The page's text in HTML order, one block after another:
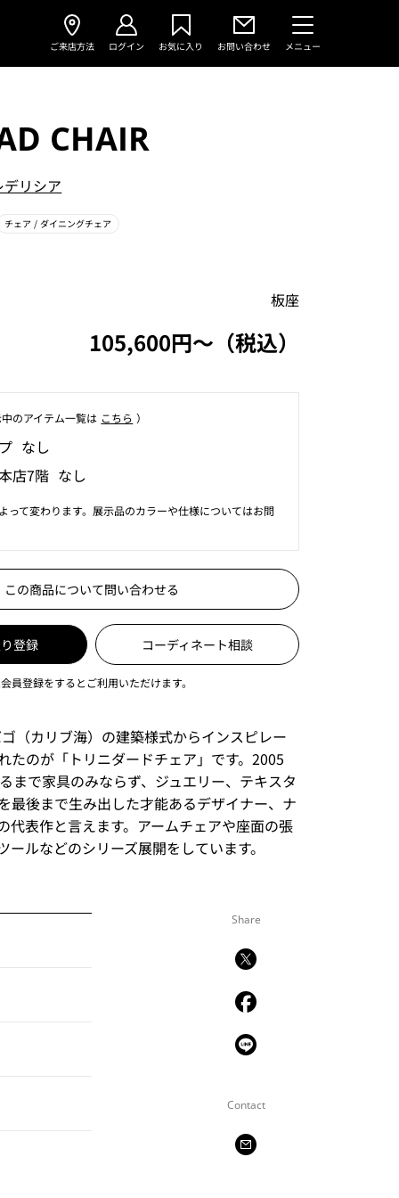
ご来店方法 ログイン お気に入り お問い合わせ メニュー
CHAIR
デリシア
チェア/ ダイニングチェア
板座
105,600円〜（税込）
のアイテム⼀覧は こちら ）
なし
店7階 なし
って変わります。展示品のカラーや仕様についてはお問
この商品について問い合わせる
登録 コーディネート相談
員登録をするとご利用いただけます。
（カリブ海）の建築様式からインスピレー
たのが「トリニダードチェア」です。2005
まで家具のみならず、ジュエリー、テキスタ
最後まで生み出した才能あるデザイナー、ナ
代表作と言えます。アームチェアや座面の張
ールなどのシリーズ展開をしています。
Share
Contact